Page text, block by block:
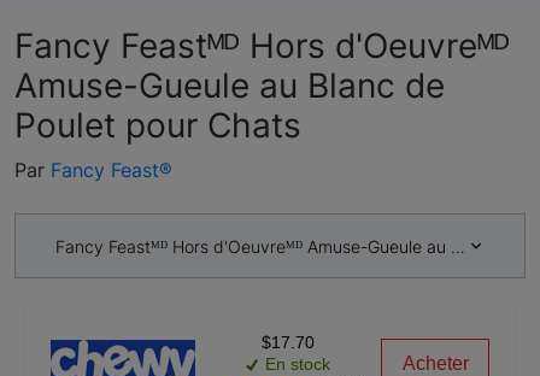
Fancy Feastᴹᴰ Hors d'Oeuvreᴹᴰ
Amuse-Gueule au Blanc de
Poulet pour Chats
Par Fancy Feast®
Fancy Feastᴹᴰ Hors d'Oeuvreᴹᴰ Amuse-Gueule au Blanc de
$17.70
En stock
Acheter